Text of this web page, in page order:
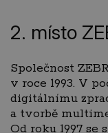
2. místo
Společnost
v roce 1993. V
digitálnímu
a tvorbě
Od roku 1997 se